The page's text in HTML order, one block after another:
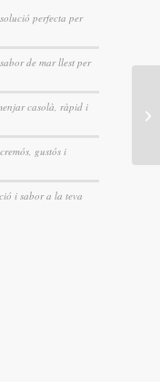
perfecta per
de mar llest per
casolà, ràpid i
gustós i
i sabor a la teva